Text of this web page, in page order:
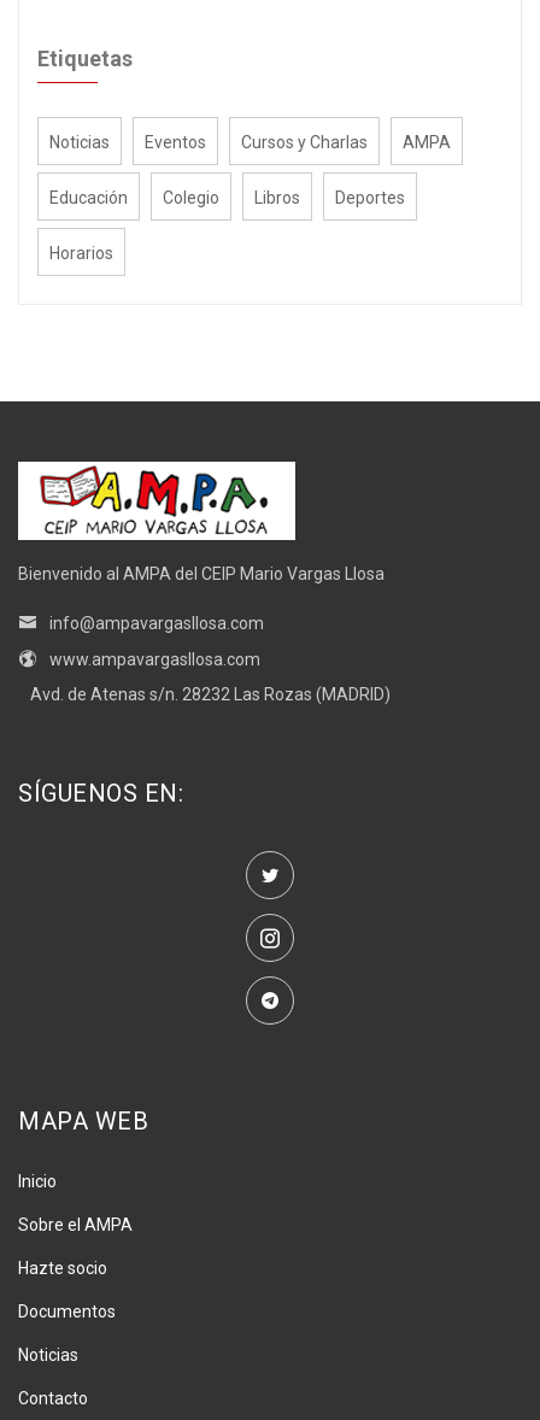
Etiquetas
Noticias Eventos Cursos y Charlas AMPA
Educación Colegio Libros Deportes
Horarios
Bienvenido al AMPA del CEIP Mario Vargas Llosa
info@ampavargasllosa.com
www.ampavargasllosa.com
Avd. de Atenas s/n. 28232 Las Rozas (MADRID)
SÍGUENOS EN:
MAPA WEB
Inicio
Sobre el AMPA
Hazte socio
Documentos
Noticias
Contacto